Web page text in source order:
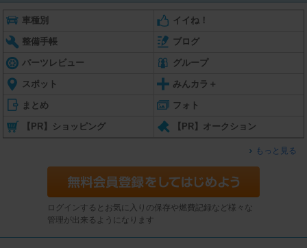
車種別 イイね！
整備手帳 ブログ
パーツレビュー グループ
スポット みんカラ＋
まとめ フォト
【PR】ショッピング 【PR】オークション
もっと見る
ログインするとお気に入りの保存や燃費記録など様々な
管理が出来るようになります